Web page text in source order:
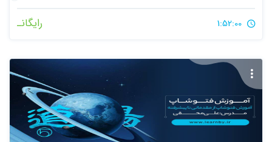
رایگانـ